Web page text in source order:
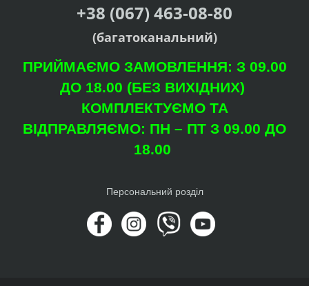
+38 (067) 463-08-80
(багатоканальний)
ПРИЙМАЄМО ЗАМОВЛЕННЯ: З 09.00
ДО 18.00 (БЕЗ ВИХІДНИХ)
КОМПЛЕКТУЄМО ТА
ВІДПРАВЛЯЄМО: ПН – ПТ З 09.00 ДО
18.00
Персональний розділ